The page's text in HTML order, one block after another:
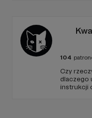
104
Czy
dlaczego
instrukcji